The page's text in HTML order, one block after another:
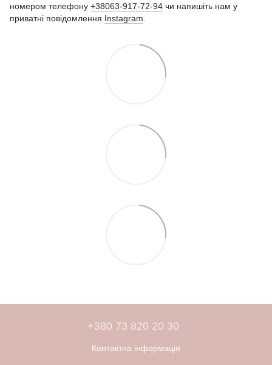
номером телефону +38063-917-72-94 чи напишіть нам у
приватні повідомлення Instagram
+380 73 820 20 30
Контактна інформація